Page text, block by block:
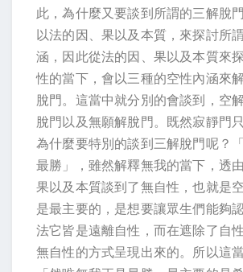
此，為什麼又要談到所謂的三解脫
以法的因、果以及本質，來探討所
涵，因此從法的因、果以及本質來
性的當下，會以三種的空性內涵來
脫門。這當中就分別的會談到，空
脫門以及無願解脫門。既然寂靜門
為什麼要特別的談到三解脫門呢？
最勝」，雖然解釋無我的當下，透
果以及本質談到了無自性，也就是
是最主要的，是想要讓眾生們能夠
法它皆是遠離自性，而在遮除了自
無自性的方式呈現出來的。所以這